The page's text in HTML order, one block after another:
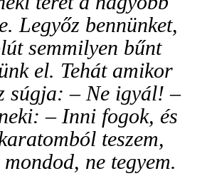
Legyőz bennünket,
semmilyen bűnt
el. Tehát amikor
súgja: – Ne igyál! –
– Inni fogok, és
teszem,
ne tegyem.